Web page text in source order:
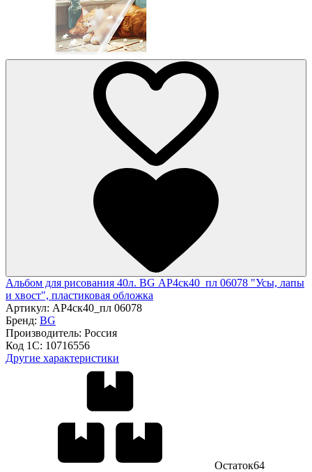
Альбом для рисования 40л. BG АР4ск40_пл 06078 "Усы, лапы
и хвост", пластиковая обложка
Артикул: АР4ск40_пл 06078
Бренд: BG
Производитель: Россия
Код 1С: 10716556
Другие характеристики
Остаток64